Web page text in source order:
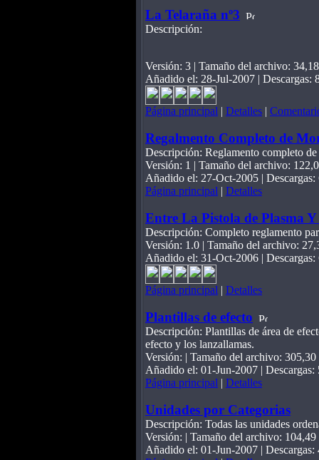
La Telaraña nº3
Descripción:
Versión: 3 | Tamaño del archivo:
Añadido el: 28-Jul-2007 | Descargas:
Página principal | Detalles |
Regalmento Completo de
Descripción: Reglamento completo
Versión: 1 | Tamaño del archivo:
Añadido el: 27-Oct-2005 | Descargas:
Página principal | Detalles
Entre La Pistola de Plasma
Descripción: Completo reglamento
Versión: 1.0 | Tamaño del archivo:
Añadido el: 31-Oct-2006 |
Página principal | Detalles
Plantillas de efecto
Descripción: Plantillas de área de
efecto y los lanzallamas.
Versión: | Tamaño del archivo:
Añadido el: 01-Jun-2007 | Descargas:
Página principal | Detalles
Unidades por Categorias
Descripción: Todas las unidades
Versión: | Tamaño del archivo:
Añadido el: 01-Jun-2007 | Descargas: